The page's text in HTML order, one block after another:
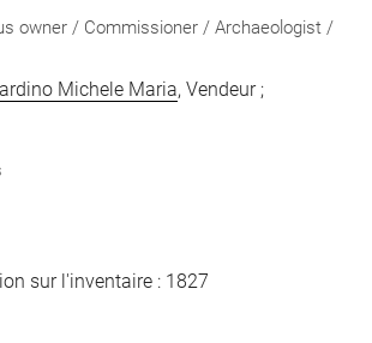
owner / Commissioner / Archaeologist /
Michele Maria, Vendeur ;
sur l'inventaire : 1827